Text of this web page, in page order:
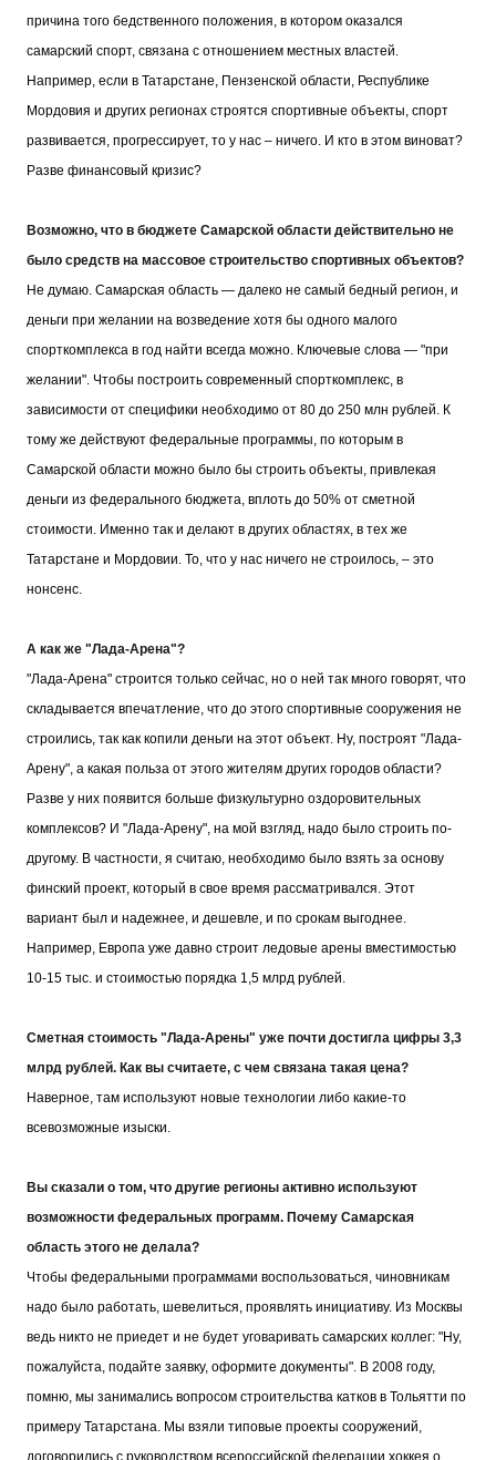
причина того бедственного положения, в котором оказался
самарский спорт, связана с отношением местных властей.
Например, если в Татарстане, Пензенской области, Республике
Мордовия и других регионах строятся спортивные объекты, спорт
развивается, прогрессирует, то у нас – ничего. И кто в этом виноват?
Разве финансовый кризис?
Возможно, что в бюджете Самарской области действительно не
было средств на массовое строительство спортивных объектов?
Не думаю. Самарская область — далеко не самый бедный регион, и
деньги при желании на возведение хотя бы одного малого
спорткомплекса в год найти всегда можно. Ключевые слова — "при
желании". Чтобы построить современный спорткомплекс, в
зависимости от специфики необходимо от 80 до 250 млн рублей. К
тому же действуют федеральные программы, по которым в
Самарской области можно было бы строить объекты, привлекая
деньги из федерального бюджета, вплоть до 50% от сметной
стоимости. Именно так и делают в других областях, в тех же
Татарстане и Мордовии. То, что у нас ничего не строилось, – это
нонсенс.
А как же "Лада-Арена"?
"Лада-Арена" строится только сейчас, но о ней так много говорят, что
складывается впечатление, что до этого спортивные сооружения не
строились, так как копили деньги на этот объект. Ну, построят "Лада-
Арену", а какая польза от этого жителям других городов области?
Разве у них появится больше физкультурно оздоровительных
комплексов? И "Лада-Арену", на мой взгляд, надо было строить по-
другому. В частности, я считаю, необходимо было взять за основу
финский проект, который в свое время рассматривался. Этот
вариант был и надежнее, и дешевле, и по срокам выгоднее.
Например, Европа уже давно строит ледовые арены вместимостью
10-15 тыс. и стоимостью порядка 1,5 млрд рублей.
Сметная стоимость "Лада-Арены" уже почти достигла цифры 3,3
млрд рублей. Как вы считаете, с чем связана такая цена?
Наверное, там используют новые технологии либо какие-то
всевозможные изыски.
Вы сказали о том, что другие регионы активно используют
возможности федеральных программ. Почему Самарская
область этого не делала?
Чтобы федеральными программами воспользоваться, чиновникам
надо было работать, шевелиться, проявлять инициативу. Из Москвы
ведь никто не приедет и не будет уговаривать самарских коллег: "Ну,
пожалуйста, подайте заявку, оформите документы". В 2008 году,
помню, мы занимались вопросом строительства катков в Тольятти по
примеру Татарстана. Мы взяли типовые проекты сооружений,
договорились с руководством всероссийской федерации хоккея о